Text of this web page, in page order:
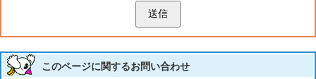
送信
このページに関するお問い合わせ